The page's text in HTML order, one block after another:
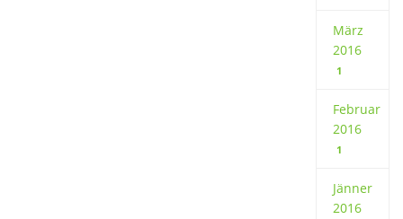
März
2016
1
Februar
2016
1
Jänner
2016